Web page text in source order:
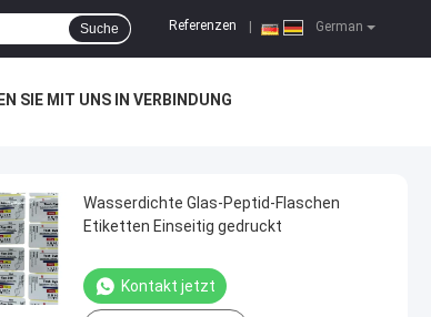
German
Referenzen
Suche
SIE MIT UNS IN VERBINDUNG
Wasserdichte Glas-Peptid-Flaschen
Etiketten Einseitig gedruckt
Kontakt jetzt